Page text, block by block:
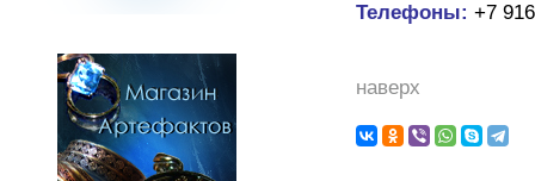
Телефоны: +7
наверх